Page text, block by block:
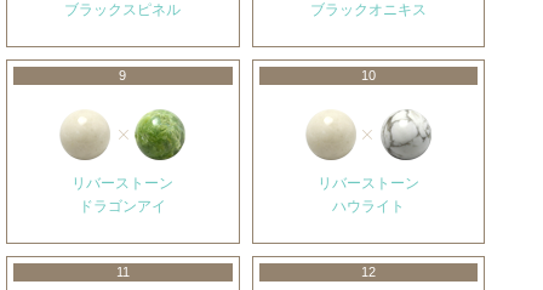
ブラックスピネル
ブラックオニキス
9
リバーストーン
ドラゴンアイ
10
リバーストーン
ハウライト
11 12